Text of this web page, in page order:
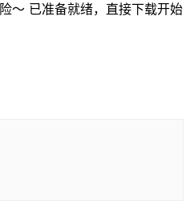
～ 已准备就绪，直接下载开始